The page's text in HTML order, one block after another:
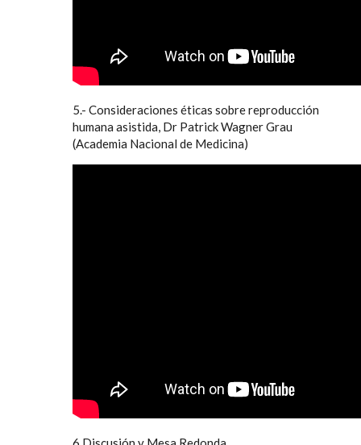
5.- Consideraciones éticas sobre reproducción
humana asistida, Dr Patrick Wagner Grau
(Academia Nacional de Medicina)